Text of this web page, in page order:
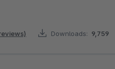
Downloads: 9,759